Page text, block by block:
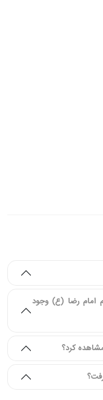
امام رضا (ع) وجود
کرد؟